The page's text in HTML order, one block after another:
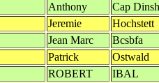
Anthony
Cap
Jeremie
Hochstett
Jean Marc
Bcsbfa
Patrick
Ostwald
ROBERT
IBAL